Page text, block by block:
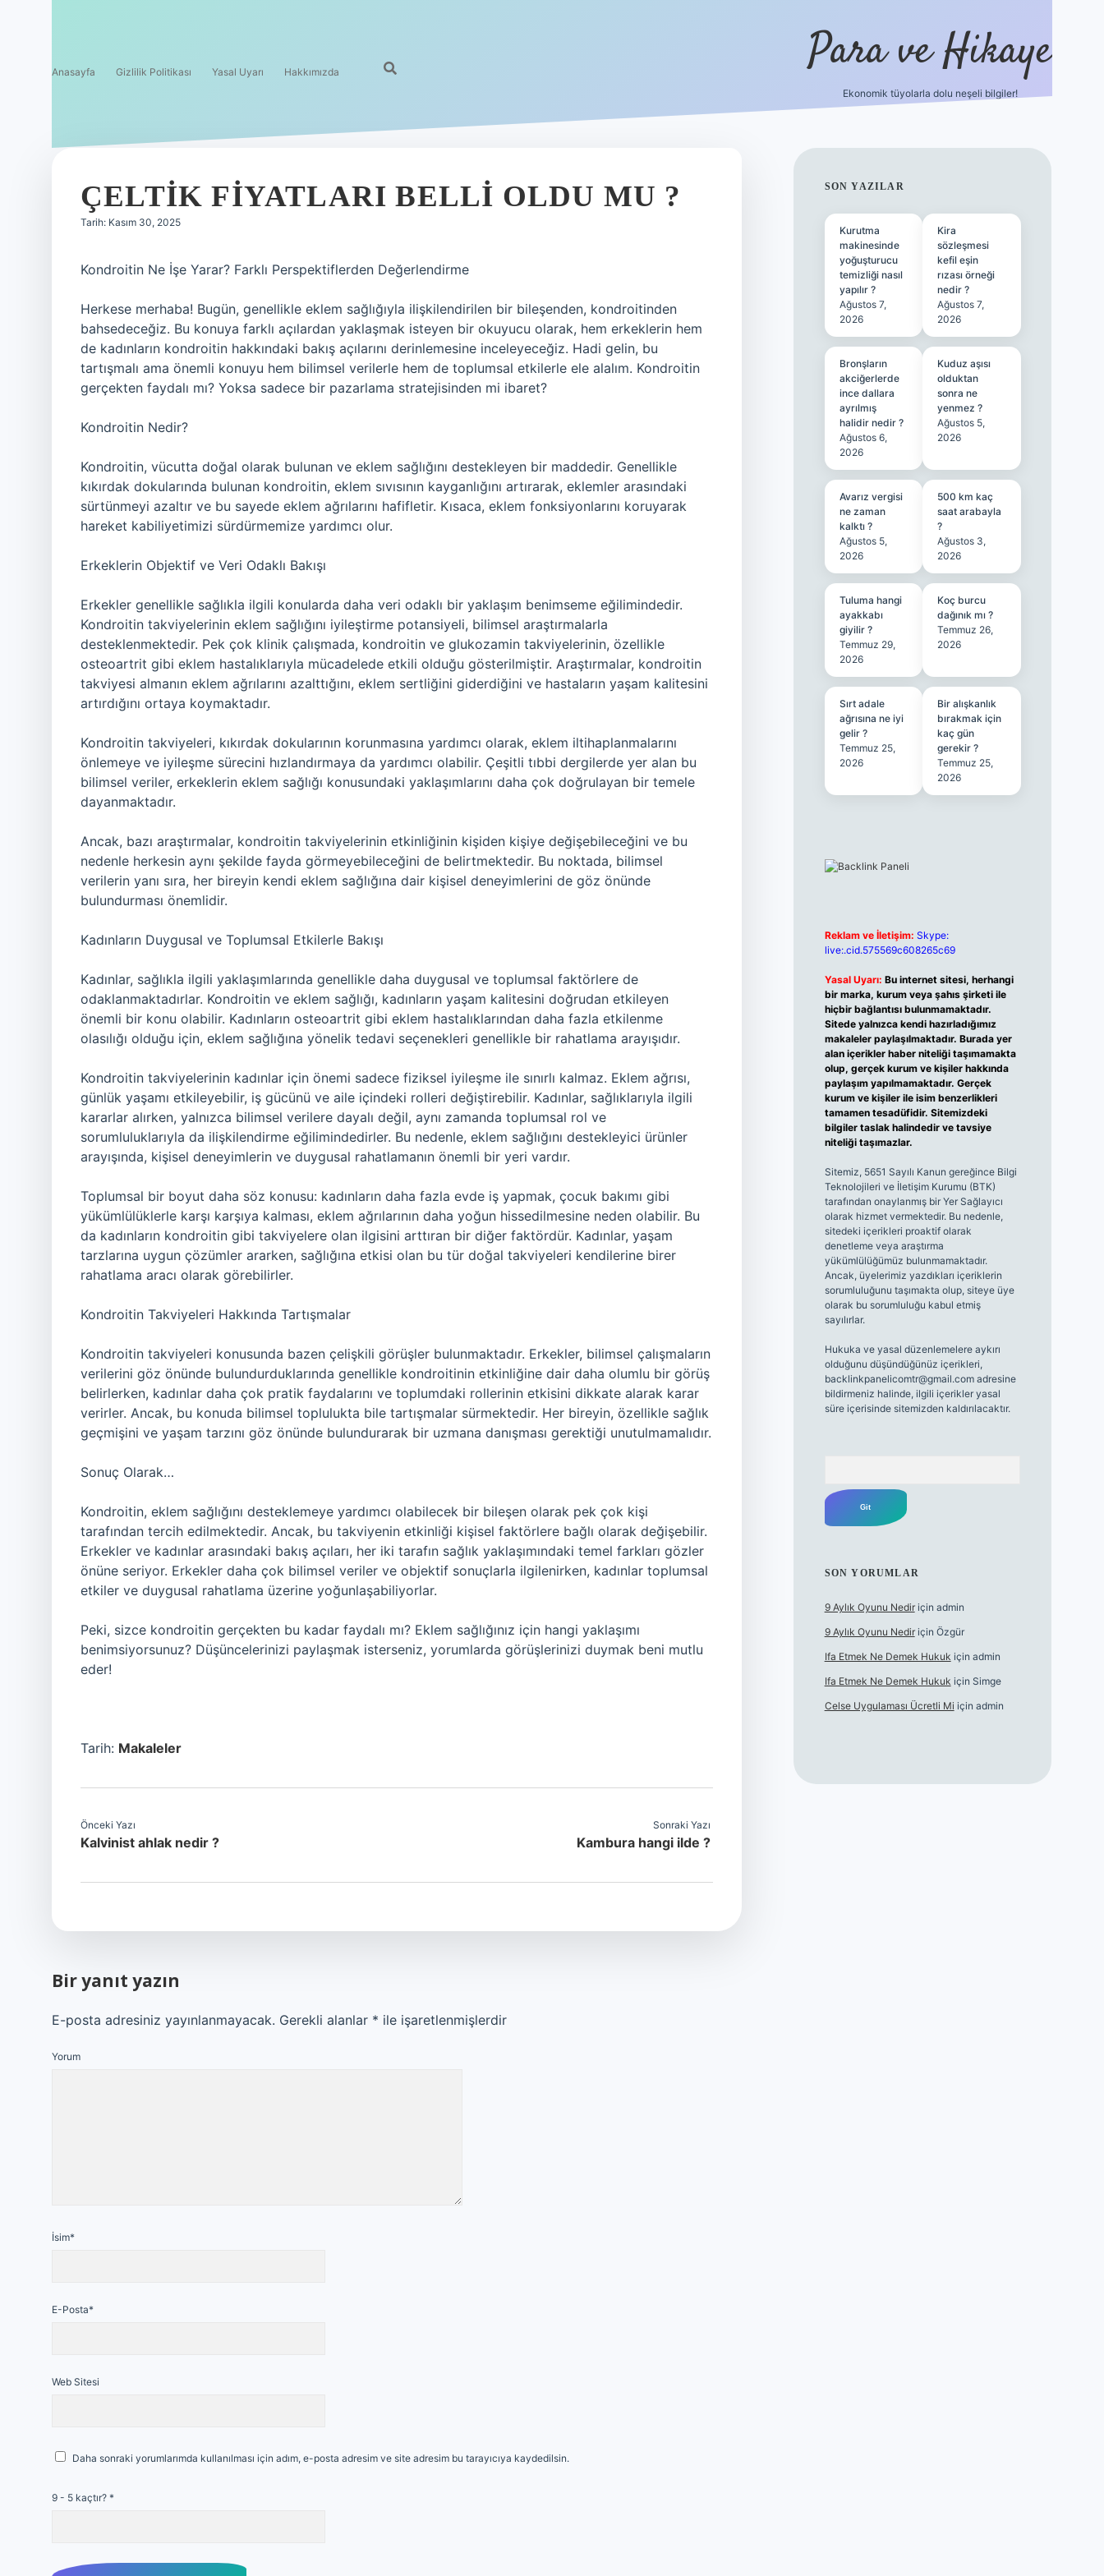
Anasayfa Gizlilik Politikası Yasal Uyarı Hakkımızda Para ve Hikaye
Ekonomik tüyolarla dolu neşeli bilgiler!
ÇELTIK FIYATLARI BELLI OLDU MU ?
Tarih: Kasım 30, 2025
Kondroitin Ne İşe Yarar? Farklı Perspektiflerden Değerlendirme
Herkese merhaba! Bugün, genellikle eklem sağlığıyla ilişkilendirilen bir bileşenden, kondroitinden
bahsedeceğiz. Bu konuya farklı açılardan yaklaşmak isteyen bir okuyucu olarak, hem erkeklerin hem
de kadınların kondroitin hakkındaki bakış açılarını derinlemesine inceleyeceğiz. Hadi gelin, bu
tartışmalı ama önemli konuyu hem bilimsel verilerle hem de toplumsal etkilerle ele alalım. Kondroitin
gerçekten faydalı mı? Yoksa sadece bir pazarlama stratejisinden mi ibaret?
Kondroitin Nedir?
Kondroitin, vücutta doğal olarak bulunan ve eklem sağlığını destekleyen bir maddedir. Genellikle
kıkırdak dokularında bulunan kondroitin, eklem sıvısının kayganlığını artırarak, eklemler arasındaki
sürtünmeyi azaltır ve bu sayede eklem ağrılarını hafifletir. Kısaca, eklem fonksiyonlarını koruyarak
hareket kabiliyetimizi sürdürmemize yardımcı olur.
Erkeklerin Objektif ve Veri Odaklı Bakışı
Erkekler genellikle sağlıkla ilgili konularda daha veri odaklı bir yaklaşım benimseme eğilimindedir.
Kondroitin takviyelerinin eklem sağlığını iyileştirme potansiyeli, bilimsel araştırmalarla
desteklenmektedir. Pek çok klinik çalışmada, kondroitin ve glukozamin takviyelerinin, özellikle
osteoartrit gibi eklem hastalıklarıyla mücadelede etkili olduğu gösterilmiştir. Araştırmalar, kondroitin
takviyesi almanın eklem ağrılarını azalttığını, eklem sertliğini giderdiğini ve hastaların yaşam kalitesini
artırdığını ortaya koymaktadır.
Kondroitin takviyeleri, kıkırdak dokularının korunmasına yardımcı olarak, eklem iltihaplanmalarını
önlemeye ve iyileşme sürecini hızlandırmaya da yardımcı olabilir. Çeşitli tıbbi dergilerde yer alan bu
bilimsel veriler, erkeklerin eklem sağlığı konusundaki yaklaşımlarını daha çok doğrulayan bir temele
dayanmaktadır.
Ancak, bazı araştırmalar, kondroitin takviyelerinin etkinliğinin kişiden kişiye değişebileceğini ve bu
nedenle herkesin aynı şekilde fayda görmeyebileceğini de belirtmektedir. Bu noktada, bilimsel
verilerin yanı sıra, her bireyin kendi eklem sağlığına dair kişisel deneyimlerini de göz önünde
bulundurması önemlidir.
Kadınların Duygusal ve Toplumsal Etkilerle Bakışı
Kadınlar, sağlıkla ilgili yaklaşımlarında genellikle daha duygusal ve toplumsal faktörlere de
odaklanmaktadırlar. Kondroitin ve eklem sağlığı, kadınların yaşam kalitesini doğrudan etkileyen
önemli bir konu olabilir. Kadınların osteoartrit gibi eklem hastalıklarından daha fazla etkilenme
olasılığı olduğu için, eklem sağlığına yönelik tedavi seçenekleri genellikle bir rahatlama arayışıdır.
Kondroitin takviyelerinin kadınlar için önemi sadece fiziksel iyileşme ile sınırlı kalmaz. Eklem ağrısı,
günlük yaşamı etkileyebilir, iş gücünü ve aile içindeki rolleri değiştirebilir. Kadınlar, sağlıklarıyla ilgili
kararlar alırken, yalnızca bilimsel verilere dayalı değil, aynı zamanda toplumsal rol ve
sorumluluklarıyla da ilişkilendirme eğilimindedirler. Bu nedenle, eklem sağlığını destekleyici ürünler
arayışında, kişisel deneyimlerin ve duygusal rahatlamanın önemli bir yeri vardır.
Toplumsal bir boyut daha söz konusu: kadınların daha fazla evde iş yapmak, çocuk bakımı gibi
yükümlülüklerle karşı karşıya kalması, eklem ağrılarının daha yoğun hissedilmesine neden olabilir. Bu
da kadınların kondroitin gibi takviyelere olan ilgisini arttıran bir diğer faktördür. Kadınlar, yaşam
tarzlarına uygun çözümler ararken, sağlığına etkisi olan bu tür doğal takviyeleri kendilerine birer
rahatlama aracı olarak görebilirler.
Kondroitin Takviyeleri Hakkında Tartışmalar
Kondroitin takviyeleri konusunda bazen çelişkili görüşler bulunmaktadır. Erkekler, bilimsel çalışmaların
verilerini göz önünde bulundurduklarında genellikle kondroitinin etkinliğine dair daha olumlu bir görüş
belirlerken, kadınlar daha çok pratik faydalarını ve toplumdaki rollerinin etkisini dikkate alarak karar
verirler. Ancak, bu konuda bilimsel toplulukta bile tartışmalar sürmektedir. Her bireyin, özellikle sağlık
geçmişini ve yaşam tarzını göz önünde bulundurarak bir uzmana danışması gerektiği unutulmamalıdır.
Sonuç Olarak…
Kondroitin, eklem sağlığını desteklemeye yardımcı olabilecek bir bileşen olarak pek çok kişi
tarafından tercih edilmektedir. Ancak, bu takviyenin etkinliği kişisel faktörlere bağlı olarak değişebilir.
Erkekler ve kadınlar arasındaki bakış açıları, her iki tarafın sağlık yaklaşımındaki temel farkları gözler
önüne seriyor. Erkekler daha çok bilimsel veriler ve objektif sonuçlarla ilgilenirken, kadınlar toplumsal
etkiler ve duygusal rahatlama üzerine yoğunlaşabiliyorlar.
Peki, sizce kondroitin gerçekten bu kadar faydalı mı? Eklem sağlığınız için hangi yaklaşımı
benimsiyorsunuz? Düşüncelerinizi paylaşmak isterseniz, yorumlarda görüşlerinizi duymak beni mutlu
eder!
Tarih: Makaleler
Önceki Yazı
Kalvinist ahlak nedir ?
Sonraki Yazı
Kambura hangi ilde ?
Bir yanıt yazın
E-posta adresiniz yayınlanmayacak. Gerekli alanlar * ile işaretlenmişlerdir
Yorum
İsim*
E-Posta*
Web Sitesi
Daha sonraki yorumlarımda kullanılması için adım, e-posta adresim ve site adresim bu tarayıcıya kaydedilsin.
9 - 5 kaçtır? *
SIDEBAR
SON YAZILAR
Kurutma
makinesinde
yoğuşturucu
temizliği nasıl
yapılır ?
Ağustos 7,
2026
Kira
sözleşmesi
kefil eşin
rızası örneği
nedir ?
Ağustos 7,
2026
Bronşların
akciğerlerde
ince dallara
ayrılmış
halidir nedir ?
Ağustos 6,
2026
Kuduz aşısı
olduktan
sonra ne
yenmez ?
Ağustos 5,
2026
Avarız vergisi
ne zaman
kalktı ?
Ağustos 5,
2026
500 km kaç
saat arabayla
?
Ağustos 3,
2026
Tuluma hangi
ayakkabı
giyilir ?
Temmuz 29,
2026
Koç burcu
dağınık mı ?
Temmuz 26,
2026
Sırt adale
ağrısına ne iyi
gelir ?
Temmuz 25,
2026
Bir alışkanlık
bırakmak için
kaç gün
gerekir ?
Temmuz 25,
2026
Reklam ve İletişim: Skype:
live:.cid.575569c608265c69
Yasal Uyarı: Bu internet sitesi, herhangi
bir marka, kurum veya şahıs şirketi ile
hiçbir bağlantısı bulunmamaktadır.
Sitede yalnızca kendi hazırladığımız
makaleler paylaşılmaktadır. Burada yer
alan içerikler haber niteliği taşımamakta
olup, gerçek kurum ve kişiler hakkında
paylaşım yapılmamaktadır. Gerçek
kurum ve kişiler ile isim benzerlikleri
tamamen tesadüfidir. Sitemizdeki
bilgiler taslak halindedir ve tavsiye
niteliği taşımazlar.
Sitemiz, 5651 Sayılı Kanun gereğince Bilgi
Teknolojileri ve İletişim Kurumu (BTK)
tarafından onaylanmış bir Yer Sağlayıcı
olarak hizmet vermektedir. Bu nedenle,
sitedeki içerikleri proaktif olarak
denetleme veya araştırma
yükümlülüğümüz bulunmamaktadır.
Ancak, üyelerimiz yazdıkları içeriklerin
sorumluluğunu taşımakta olup, siteye üye
olarak bu sorumluluğu kabul etmiş
sayılırlar.
Hukuka ve yasal düzenlemelere aykırı
olduğunu düşündüğünüz içerikleri,
backlinkpanelicomtr@gmail.comadresine
bildirmeniz halinde, ilgili içerikler yasal
süre içerisinde sitemizden kaldırılacaktır.
SON YORUMLAR
9 Aylık Oyunu Nediriçin admin
9 Aylık Oyunu Nediriçin Özgür
Ifa Etmek Ne Demek Hukuk için admin
Ifa Etmek Ne Demek Hukuk için Simge
Celse Uygulaması Ücretli Mi için admin
hiltonbet